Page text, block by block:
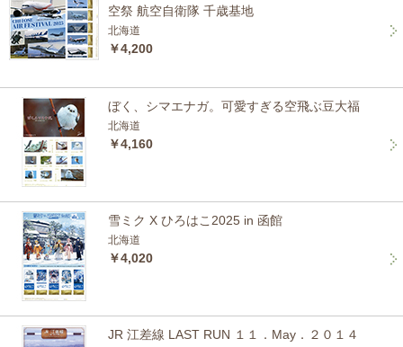
空祭 航空自衛隊 千歳基地
北海道
￥4,200
ぼく、シマエナガ。可愛すぎる空飛ぶ豆大福
北海道
￥4,160
雪ミク X ひろはこ2025 in 函館
北海道
￥4,020
JR 江差線 LAST RUN １１．May．２０１４